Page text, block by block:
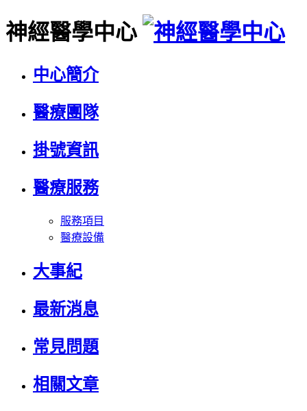
神經醫學中心
中心簡介
醫療團隊
掛號資訊
醫療服務
服務項目
醫療設備
大事紀
最新消息
常見問題
相關文章